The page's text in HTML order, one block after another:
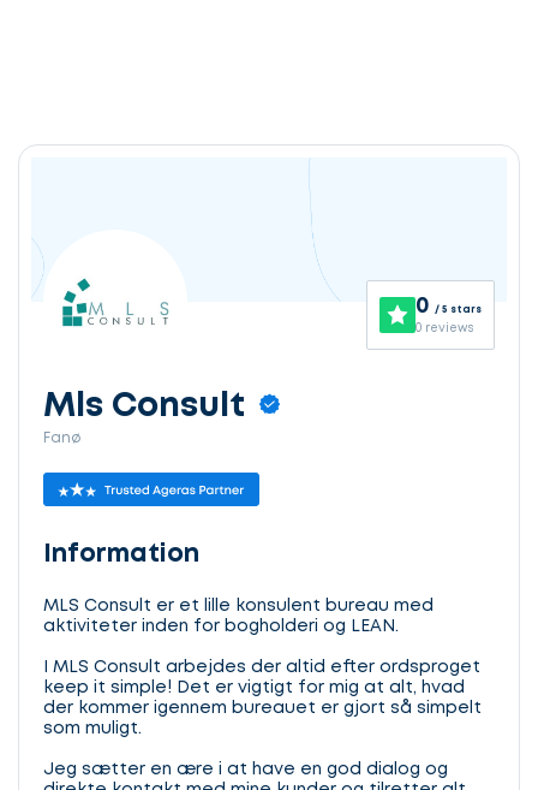
0 / 5 stars
0 reviews
Mls Consult
Fanø
Information
MLS Consult er et lille konsulent bureau med
aktiviteter inden for bogholderi og LEAN.
I MLS Consult arbejdes der altid efter ordsproget
keep it simple! Det er vigtigt for mig at alt, hvad
der kommer igennem bureauet er gjort så simpelt
som muligt.
Jeg sætter en ære i at have en god dialog og